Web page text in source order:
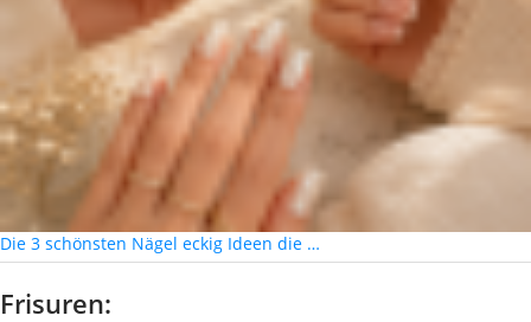
Die 3 schönsten Nägel eckig Ideen die …
Frisuren: